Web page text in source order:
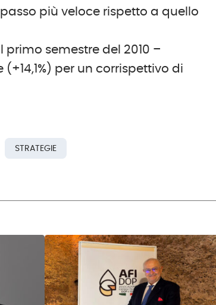
più veloce rispetto a quello
semestre del 2010 –
per un corrispettivo di
STRATEGIE